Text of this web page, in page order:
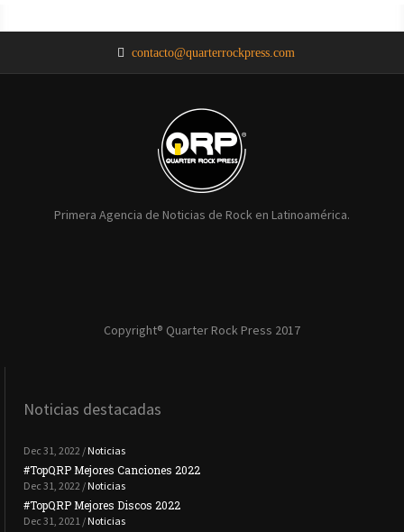
contacto@quarterrockpress.com
Primera Agencia de Noticias de Rock en Latinoamérica.
Copyright® Quarter Rock Press 2017
Noticias destacadas
Dec 31, 2022 / Noticias
#TopQRP Mejores Canciones 2022
Dec 31, 2022 / Noticias
#TopQRP Mejores Discos 2022
Dec 31, 2021 / Noticias